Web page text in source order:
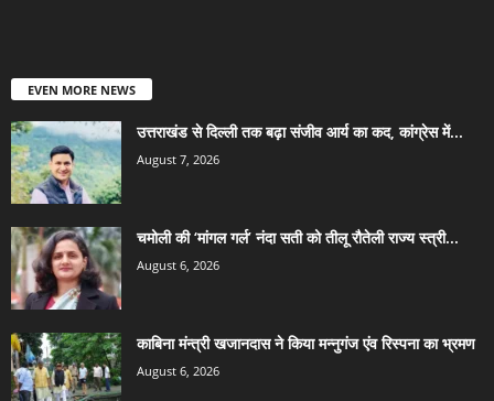
EVEN MORE NEWS
उत्तराखंड से दिल्ली तक बढ़ा संजीव आर्य का कद, कांग्रेस में...
August 7, 2026
चमोली की ‘मांगल गर्ल’ नंदा सती को तीलू रौतेली राज्य स्त्री...
August 6, 2026
काबिना मंन्त्री खजानदास ने किया मन्नुगंज एंव रिस्पना का भ्रमण
August 6, 2026